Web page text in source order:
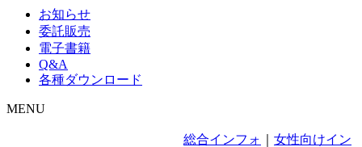
お知らせ
委託販売
電子書籍
Q&A
各種ダウンロード
MENU
総合インフォ
女性向けイン